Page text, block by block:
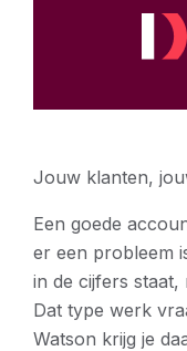
Jouw klanten,
Een goede
er een probleem
in de cijfers
Dat type werk
Watson krijg je